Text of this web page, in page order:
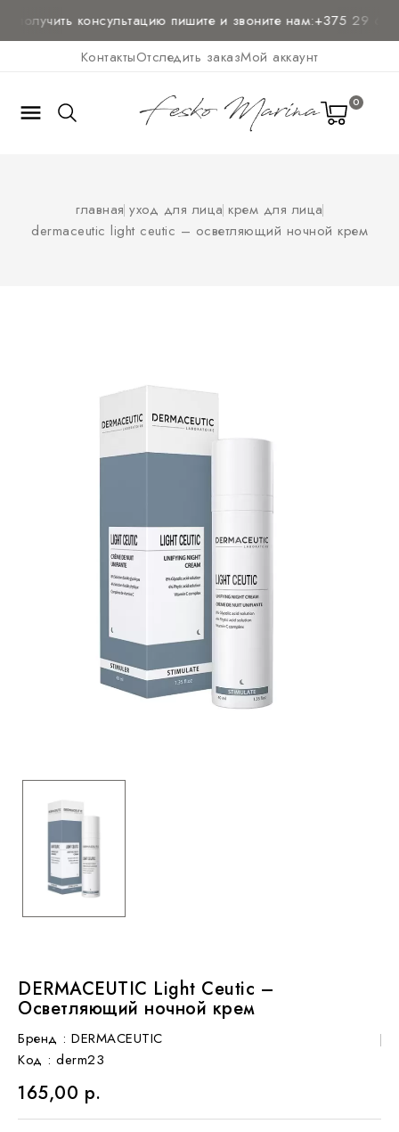
получить консультациюпишите и звоните нам:+375 29 636-
КонтактыОтследить заказМой аккаунт
 0
главная уход для лица крем для лица
dermaceutic light ceutic – осветляющий ночной крем
DERMACEUTIC Light Ceutic –
Осветляющий ночной крем
Бренд : DERMACEUTIC
Код : derm23
165,00 р.